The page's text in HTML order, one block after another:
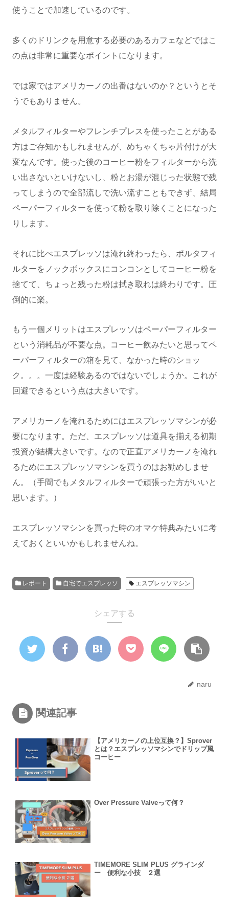
使うことで加速しているのです。
多くのドリンクを用意する必要のあるカフェなどではこ
の点は非常に重要なポイントになります。
では家ではアメリカーノの出番はないのか？というとそ
うでもありません。
メタルフィルターやフレンチプレスを使ったことがある
方はご存知かもしれませんが、めちゃくちゃ片付けが大
変なんです。使った後のコーヒー粉をフィルターから洗
い出さないといけないし、粉とお湯が混じった状態で残
ってしまうので全部流しで洗い流すこともできず、結局
ペーパーフィルターを使って粉を取り除くことになった
りします。
それに比べエスプレッソは淹れ終わったら、ポルタフィ
ルターをノックボックスにコンコンとしてコーヒー粉を
捨てて、ちょっと残った粉は拭き取れは終わりです。圧
倒的に楽。
もう一個メリットはエスプレッソはペーパーフィルター
という消耗品が不要な点。コーヒー飲みたいと思ってペ
ーパーフィルターの箱を見て、なかった時のショッ
ク。。。一度は経験あるのではないでしょうか。これが
回避できるという点は大きいです。
アメリカーノを淹れるためにはエスプレッソマシンが必
要になります。ただ、エスプレッソは道具を揃える初期
投資が結構大きいです。なので正直アメリカーノを淹れ
るためにエスプレッソマシンを買うのはお勧めしませ
ん。（手間でもメタルフィルターで頑張った方がいいと
思います。）
エスプレッソマシンを買った時のオマケ特典みたいに考
えておくといいかもしれませんね。
レポート 自宅でエスプレッソ エスプレッソマシン
シェアする
naru
関連記事
【アメリカーノの上位互換？】Sprover
とは？エスプレッソマシンでドリップ風
コーヒー
Over Pressure Valveって何？
TIMEMORE SLIM PLUS グラインダ
ー 便利な小技 ２選